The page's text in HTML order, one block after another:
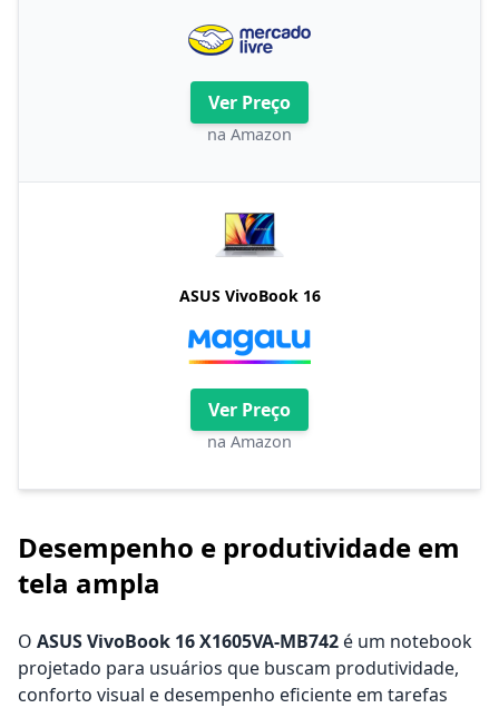
Ver Preço
na Amazon
ASUS VivoBook 16
Ver Preço
na Amazon
Desempenho e produtividade em
tela ampla
O ASUS VivoBook 16 X1605VA-MB742 é um notebook
projetado para usuários que buscam produtividade,
conforto visual e desempenho eficiente em tarefas